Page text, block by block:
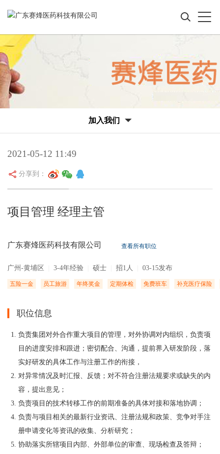
加入我们
2021-05-12 11:49
分享到：
项目管理 经理主管
广东赛烽医药科技有限公司 查看所有职位
广州-黄埔区 3-4年经验 硕士 招1人 03-15发布
五险一金 员工旅游 年终奖金 定期体检 免费班车 补充医疗保险
职位信息
负责集团对外合作重大项目的管理，对外协调对内组织，负责项
目的进度安排和跟进；密切配合、沟通，提前界入研发阶段，落
实好研发的具体工作与注册工作的衔接，
对异常情况及时汇报、反馈；对不符合注册法规要求或缺失的内
容，提出意见；
负责项目的技术转移工作的前期准备的具体对接和落地协调；
负责与项目相关的最新行业资讯、注册法规和政策、竞争对手注
册申请变化等资讯的收集、分析研究；
协助落实所辖项目内部、外部单位的审查、现场检查及答辩；